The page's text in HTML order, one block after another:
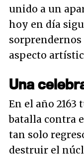
unido a un
hoy en día
sorprendernos
aspecto
Una
En el año
batalla contra
tan solo
destruir el